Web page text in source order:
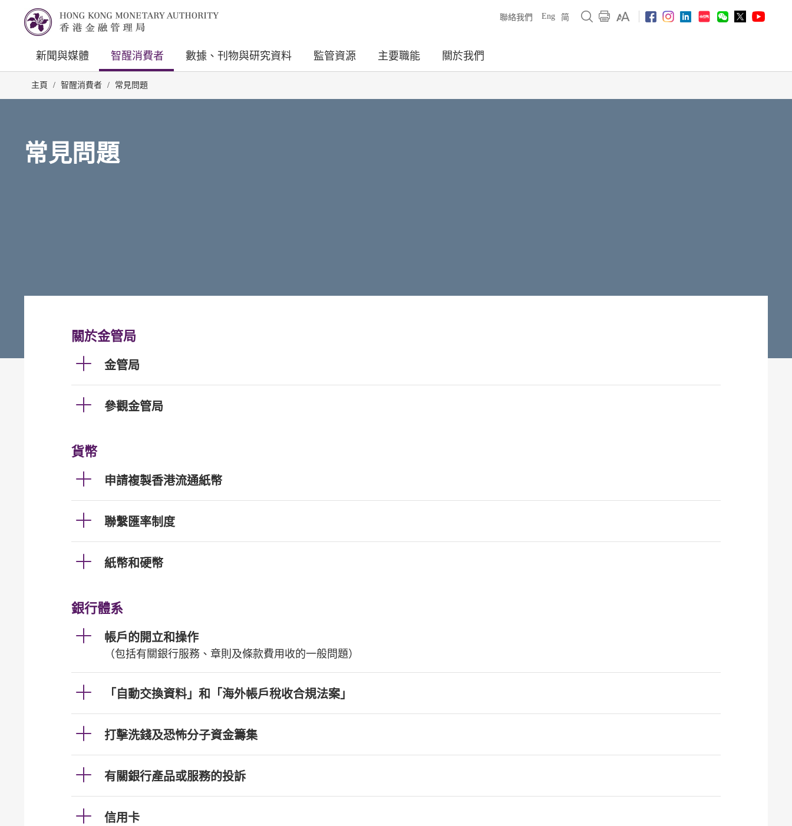
聯絡我們 Eng 简
新聞與媒體 智醒消費者 數據、刊物與研究資料 監管資源 主要職能 關於我們
主頁 / 智醒消費者 / 常見問題
常見問題
關於金管局
金管局
參觀金管局
貨幣
申請複製香港流通紙幣
聯繫匯率制度
紙幣和硬幣
銀行體系
帳戶的開立和操作
（包括有關銀行服務、章則及條款費用收的一般問題）
「自動交換資料」和「海外帳戶稅收合規法案」
打擊洗錢及恐怖分子資金籌集
有關銀行產品或服務的投訴
信用卡